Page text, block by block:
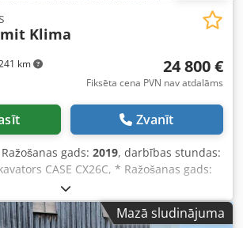
km
mit Klima
24 800 €
Fiksēta cena PVN nav atdalāms
Zvanīt
gads: 2019, darbības stundas:
CASE CX26C, * Ražošanas gads:
Akrsf * 1360 motostundas, * Apkure,
Gumijas kāpurķēdes, * Planēšanas
Mazā sludinājuma